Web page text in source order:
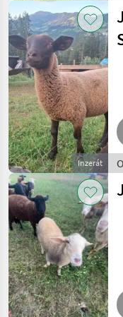
Inzerát